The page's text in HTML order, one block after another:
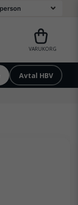
VARUKORG
Avtal HBV